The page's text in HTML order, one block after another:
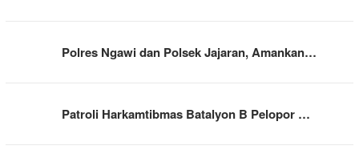
Polres Ngawi dan Polsek Jajaran, Amankan…
Patroli Harkamtibmas Batalyon B Pelopor …